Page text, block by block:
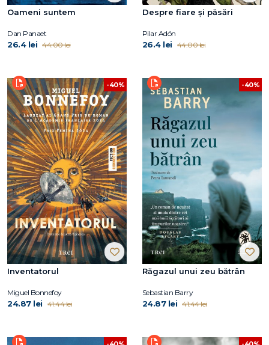
Oameni suntem
Dan Panaet
26.4 lei 44.00 lei
Despre fiare și păsări
Pilar Adón
26.4 lei 44.00 lei
-40%
Inventatorul
Miguel Bonnefoy
24.87 lei 41.44 lei
-40%
Răgazul unui zeu bătrân
Sebastian Barry
24.87 lei 41.44 lei